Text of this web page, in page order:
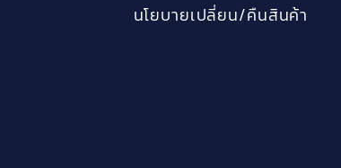
นโยบายเปลี่ยน/คืนสินค้า